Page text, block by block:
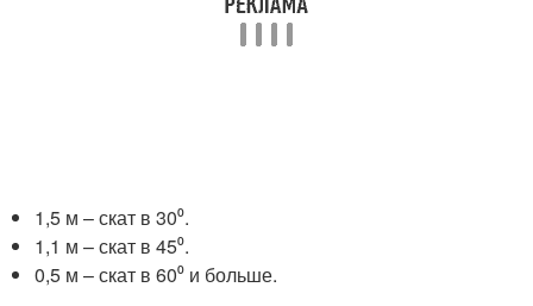
1,5 м – скат в 30⁰.
1,1 м – скат в 45⁰.
0,5 м – скат в 60⁰ и больше.